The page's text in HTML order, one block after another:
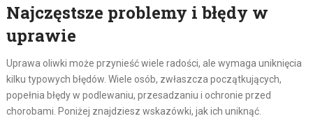
Najczęstsze problemy i błędy w
uprawie
Uprawa oliwki może przynieść wiele radości, ale wymaga uniknięcia
kilku typowych błędów. Wiele osób, zwłaszcza początkujących,
popełnia błędy w podlewaniu, przesadzaniu i ochronie przed
chorobami. Poniżej znajdziesz wskazówki, jak ich uniknąć.